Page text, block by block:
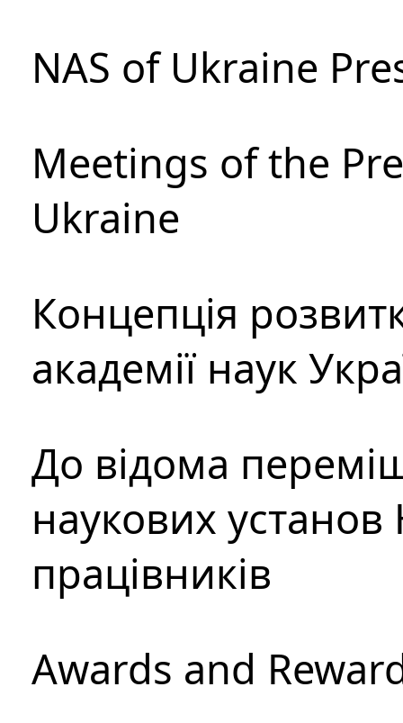
NAS of Ukraine
Meetings of the
Ukraine
Концепція
академії наук
До відома
наукових установ
працівників
Awards and